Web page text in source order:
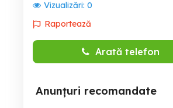
Vizualizări: 0
Raportează
Arată telefon
Anunțuri recomandate